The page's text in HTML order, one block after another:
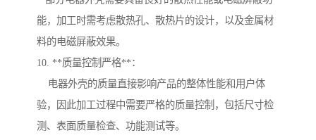
能，加工时需考虑散热孔、散热片的设计，以及金属材
料的电磁屏蔽效果。
10. **质量控制严格**：
电器外壳的质量直接影响产品的整体性能和用户体
验，因此加工过程中需要严格的质量控制，包括尺寸检
测、表面质量检查、功能测试等。